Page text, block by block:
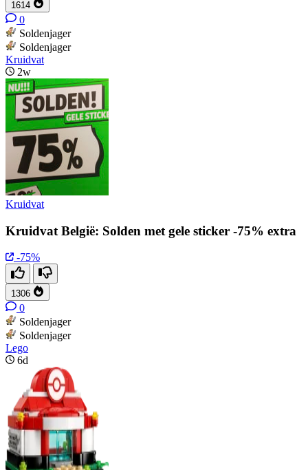
1614
0
Soldenjager
Soldenjager
Kruidvat
2w
Kruidvat
Kruidvat België: Solden met gele sticker -75% extra
-75%
1306
0
Soldenjager
Soldenjager
Lego
6d